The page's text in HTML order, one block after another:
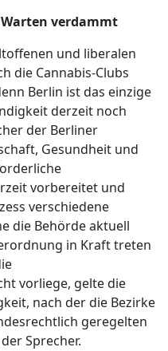
verdammt
und liberalen
die Cannabis-Clubs
Berlin ist das einzige
derzeit noch
der Berliner
Gesundheit und
vorbereitet und
verschiedene
die Behörde aktuell
in Kraft treten
vorliege, gelte die
nach der die Bezirke
geregelten
Sprecher.